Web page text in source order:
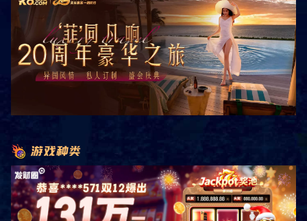
公司简介 企业文化 荣誉资质